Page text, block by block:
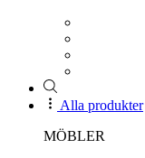
Alla produkter
MÖBLER